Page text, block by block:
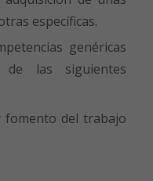
específicas.
genéricas
las siguientes
fomento del trabajo